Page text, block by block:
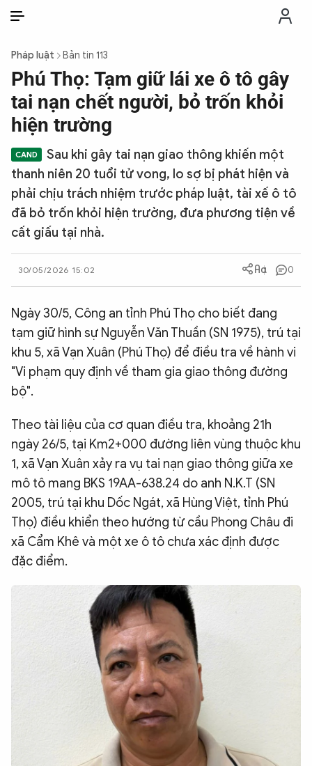
THỜI SỰ
CHỐNG DIỄN BIẾN HÒA BÌNH
CÔNG AN TRONG LÒNG DÂN
XÃ HỘI
PHÁP LUẬT
CÔNG NGHỆ
QUỐC TẾ
VĂN HÓA - THỂ THAO
ĐA PHƯƠNG TIỆN
eMagazine
Podcast
Video Ảnh
Infographic
Chuyên trang An ninh thế giới
Pháp luật Bản tin 113
Phú Thọ: Tạm giữ lái xe ô tô gây
tai nạn chết người, bỏ trốn khỏi
hiện trường
Sau khi gây tai nạn giao thông khiến một
thanh niên 20 tuổi tử vong, lo sợ bị phát hiện và
phải chịu trách nhiệm trước pháp luật, tài xế ô tô
đã bỏ trốn khỏi hiện trường, đưa phương tiện về
cất giấu tại nhà.
30/05/2026 15:02 0
Ngày 30/5, Công an tỉnh Phú Thọ cho biết đang
tạm giữ hình sự Nguyễn Văn Thuần (SN 1975), trú tại
khu 5, xã Vạn Xuân (Phú Thọ) để điều tra về hành vi
"Vi phạm quy định về tham gia giao thông đường
bộ".
Theo tài liệu của cơ quan điều tra, khoảng 21h
ngày 26/5, tại Km2+000 đường liên vùng thuộc khu
1, xã Vạn Xuân xảy ra vụ tai nạn giao thông giữa xe
mô tô mang BKS 19AA-638.24 do anh N.K.T (SN
2005, trú tại khu Dốc Ngát, xã Hùng Việt, tỉnh Phú
Thọ) điều khiển theo hướng từ cầu Phong Châu đi
xã Cẩm Khê và một xe ô tô chưa xác định được
đặc điểm.